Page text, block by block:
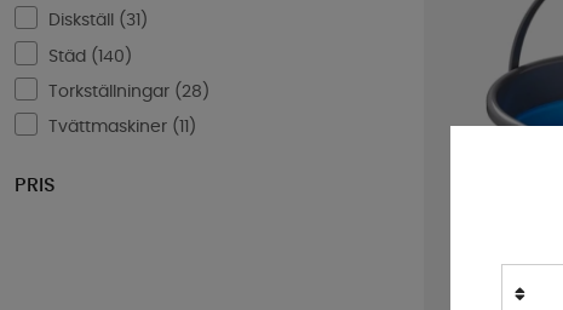
ProPlus( 22)
Redcliffs (
(
Smart Living )
Turtle Wax
Diskställ ( 31 )
Städ (140 )
Torkställningar ( 28 )
Tvättmaskiner ( )
PRIS